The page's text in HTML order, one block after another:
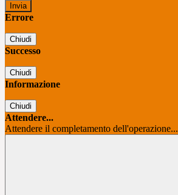
Errore
Chiudi
Successo
Chiudi
Informazione
Chiudi
Attendere...
Attendere il completamento dell'operazione...